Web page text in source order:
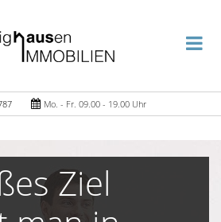
Mo. - Fr. 09.00 - 19.00 Uhr
Ziel